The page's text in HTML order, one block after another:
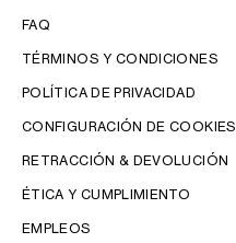
FAQ
TÉRMINOS Y CONDICIONES
POLÍTICA DE PRIVACIDAD
CONFIGURACIÓN DE COOKIES
RETRACCIÓN & DEVOLUCIÓN
ÉTICA Y CUMPLIMIENTO
EMPLEOS